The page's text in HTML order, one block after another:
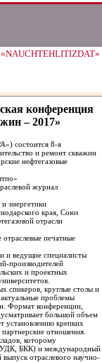
конференция
– 2017»
состоится 8-я
и ремонт скважин
нефтегазовые
журнал
энергетики
края, Союз
отрасли
печатные
и ведущие специалисты
производителей
и проектных
спикеров, круглые столы и
проблемы
Формат конференции,
большой объем
установлению крепких
отношения.
которому
(УДК, БКК) и международный
отраслевого научно-